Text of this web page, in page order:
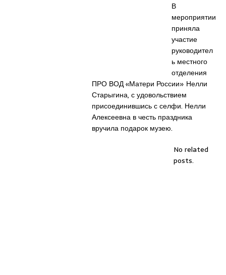
В
мероприятии
приняла
участие
руководител
ь местного
отделения
ПРО ВОД «Матери России» Нелли
Старыгина, с удовольствием
присоединившись с селфи. Нелли
Алексеевна в честь праздника
вручила подарок музею.
No related
posts.